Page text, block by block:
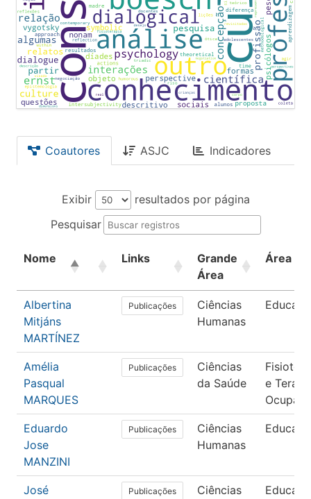
Coautores ASJC Indicadores
Exibir
resultados por página
Pesquisar
Nome Links
Grande
Área
Área
Albertina
Mitjáns
MARTÍNEZ
Publicações
Ciências
Humanas
Amélia
Pasqual
MARQUES
Publicações
Ciências
da Saúde
e
Eduardo
Jose
MANZINI
Publicações
Ciências
Humanas
José
Publicações
Ciências